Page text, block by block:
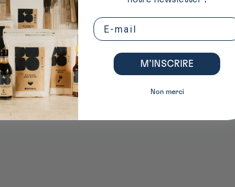
Email
M’INSCRIRE
Non merci